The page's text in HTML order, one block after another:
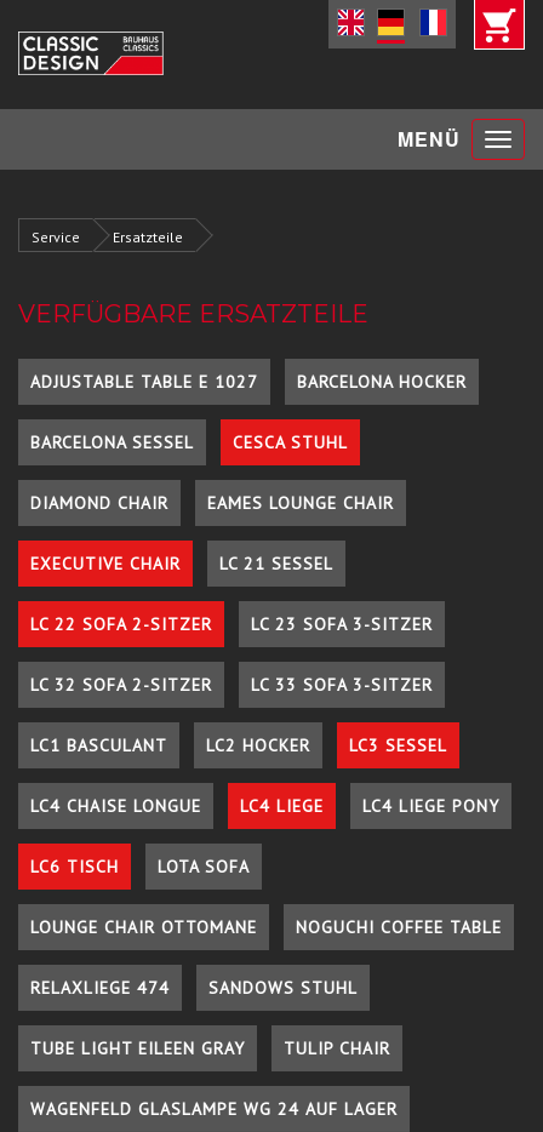
MENÜ Toggle
Service Ersatzteile
VERFÜGBARE ERSATZTEILE
ADJUSTABLE TABLE E 1027 BARCELONA HOCKER
BARCELONA SESSEL CESCA STUHL
DIAMOND CHAIR EAMES LOUNGE CHAIR
EXECUTIVE CHAIR LC 21 SESSEL
LC 22 SOFA 2-SITZER LC 23 SOFA 3-SITZER
LC 32 SOFA 2-SITZER LC 33 SOFA 3-SITZER
LC1 BASCULANT LC2 HOCKER LC3 SESSEL
LC4 CHAISE LONGUE LC4 LIEGE LC4 LIEGE PONY
LC6 TISCH LOTA SOFA
LOUNGE CHAIR OTTOMANE NOGUCHI COFFEE TABLE
RELAXLIEGE 474 SANDOWS STUHL
TUBE LIGHT EILEEN GRAY TULIP CHAIR
WAGENFELD GLASLAMPE WG 24 AUF LAGER